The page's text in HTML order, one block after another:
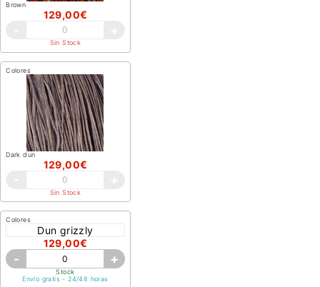
Brown
129,00€
Sin Stock
Colores
Dark dun
129,00€
Sin Stock
Colores
Dun grizzly
129,00€
- +
Stock
Envío gratis - 24/48 horas